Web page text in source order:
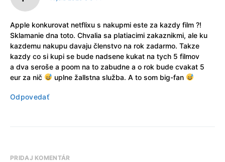
Apple konkurovat netflixu s nakupmi este za kazdy film ?!
Sklamanie dna toto. Chvalia sa platiacimi zakaznikmi, ale ku
kazdemu nakupu davaju členstvo na rok zadarmo. Takze
kazdy co si kupi se bude nadsene kukat na tych 5 filmov
a dva seroše a poom na to zabudne a o rok bude cvakat 5
eur za nič
uplne žallstna služba. A to som big-fan
Odpovedať
PRIDAJ KOMENTÁR